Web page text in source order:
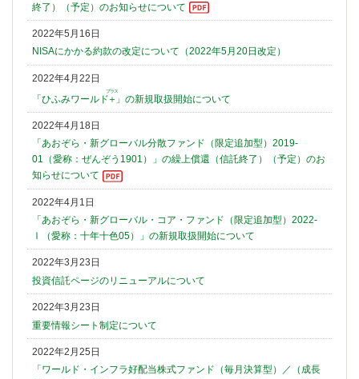
終了）（予定）のお知らせについて
2022年5月16日
NISAにかかる約款の改定について（2022年5月20日改定）
2022年4月22日
「ひふみワールド＋
プラス
」の新規取扱開始について
2022年4月18日
「あおぞら・新グローバル分散ファンド（限定追加型）2019-
01（愛称：ぜんぞう1901）」の繰上償還（信託終了）（予定）のお
知らせについて
2022年4月1日
「あおぞら・新グローバル・コア・ファンド（限定追加型）2022-
Ⅰ（愛称：十年十色05）」の新規取扱開始について
2022年3月23日
投資信託ページのリニューアルについて
2022年3月23日
重要情報シート制定について
2022年2月25日
「ワールド・インフラ好配当株式ファンド（毎月決算型）／（成長